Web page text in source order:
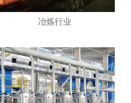
冶炼行业